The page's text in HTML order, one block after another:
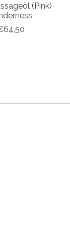
(Pink)